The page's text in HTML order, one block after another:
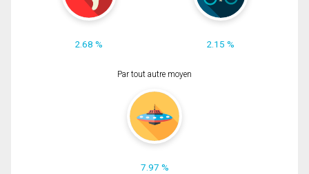
2.68 % 2.15 %
Par tout autre moyen
7.97 %